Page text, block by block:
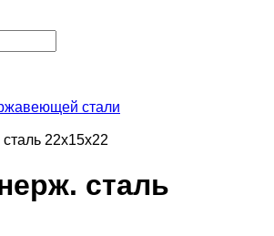
стали
22х15х22
сталь